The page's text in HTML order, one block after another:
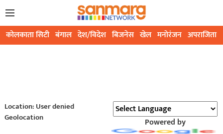
कोलकाता सिटी बंगाल देश/विदेश बिजनेस खेल मनोरंजन अपराजिता
Location: User denied
Geolocation
Powered by